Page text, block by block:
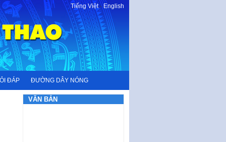
Tiếng Việt-English
ĐÁP ĐƯỜNG DÂY NÓNG
VĂN BẢN